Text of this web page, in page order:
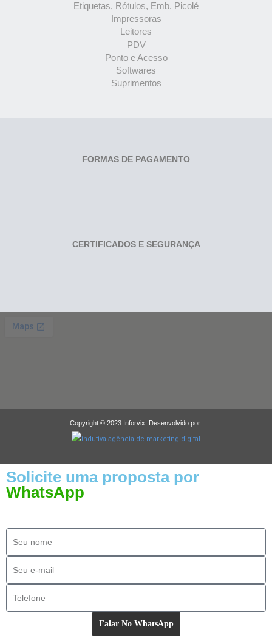
Etiquetas, Rótulos, Emb. Picolé
Impressoras
Leitores
PDV
Ponto e Acesso
Softwares
Suprimentos
FORMAS DE PAGAMENTO
CERTIFICADOS E SEGURANÇA
Copyright © 2023 Inforvix. Desenvolvido por
Solicite uma proposta por
WhatsApp
Falar No WhatsApp